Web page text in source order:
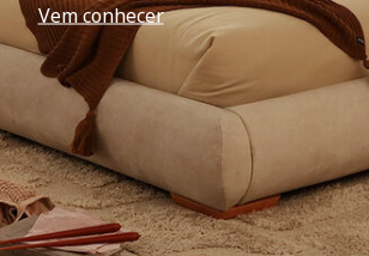
Vem conhecer